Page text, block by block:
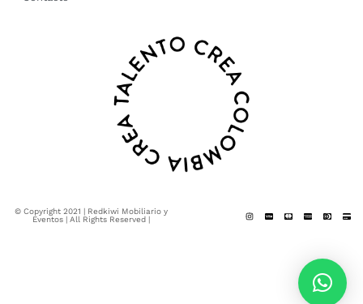
© Copyright 2021 | Redkiwi Mobiliario y
Eventos | All Rights Reserved |